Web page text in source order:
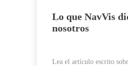
Lo que NavVis
nosotros
Lea el artículo escrito